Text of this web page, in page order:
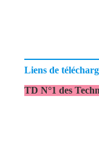
Liens de
TD N°1 des